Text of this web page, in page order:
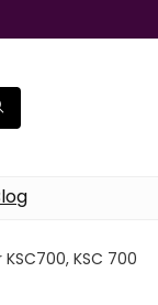
KSC 700